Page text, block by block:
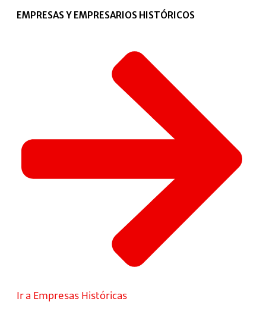
EMPRESAS Y EMPRESARIOS HISTÓRICOS
Ir a Empresas Históricas